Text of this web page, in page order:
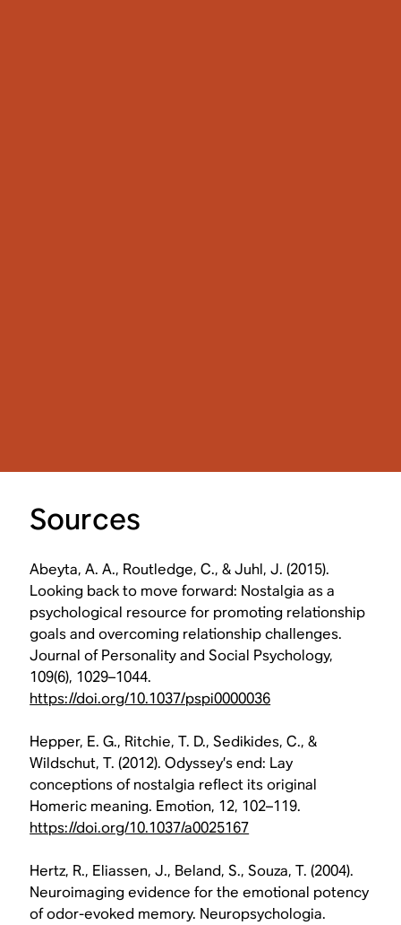
Sources
Abeyta, A. A., Routledge, C., & Juhl, J. (2015).
Looking back to move forward: Nostalgia as a
psychological resource for promoting relationship
goals and overcoming relationship challenges.
Journal of Personality and Social Psychology,
109(6), 1029–1044.
https://doi.org/10.1037/pspi0000036
Hepper, E. G., Ritchie, T. D., Sedikides, C., &
Wildschut, T. (2012). Odyssey’s end: Lay
conceptions of nostalgia reflect its original
Homeric meaning. Emotion, 12, 102–119.
https://doi.org/10.1037/a0025167
Hertz, R., Eliassen, J., Beland, S., Souza, T. (2004).
Neuroimaging evidence for the emotional potency
of odor-evoked memory. Neuropsychologia.